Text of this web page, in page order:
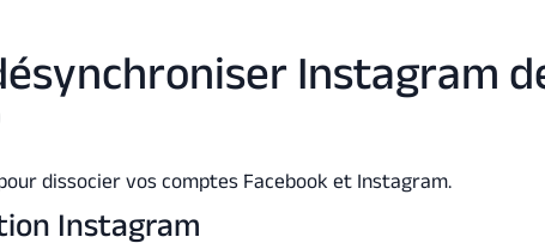
Instagram
dissocier vos comptes Facebook et Instagram.
Instagram